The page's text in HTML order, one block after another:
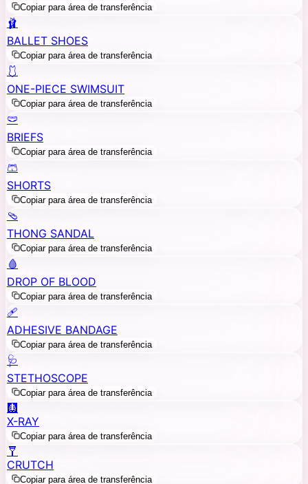
Copiar para área de transferência
🩰
BALLET SHOES
Copiar para área de transferência
🩱
ONE-PIECE SWIMSUIT
Copiar para área de transferência
🩲
BRIEFS
Copiar para área de transferência
🩳
SHORTS
Copiar para área de transferência
🩴
THONG SANDAL
Copiar para área de transferência
🩸
DROP OF BLOOD
Copiar para área de transferência
🩹
ADHESIVE BANDAGE
Copiar para área de transferência
🩺
STETHOSCOPE
Copiar para área de transferência
🩻
X-RAY
Copiar para área de transferência
🩼
CRUTCH
Copiar para área de transferência